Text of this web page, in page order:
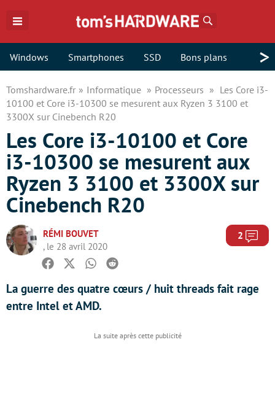
Windows Smartphones SSD Bons plans >
Tomshardware.fr Informatique Processeurs
Les Core i3-
10100 et Core i3-10300 se mesurent aux Ryzen 3 3100 et
3300X sur Cinebench R20
Les Core i3-10100 et Core
i3-10300 se mesurent aux
Ryzen 3 3100 et 3300X sur
Cinebench R20
RÉMI BOUVET
, le 28 avril 2020
2
Facebook
TwitterWhatsapp
Reddit
La guerre des quatre cœurs / huit threads fait rage
entre Intel et AMD.